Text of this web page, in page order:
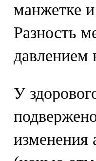
манжетке
Разность
давлением
У
изменения